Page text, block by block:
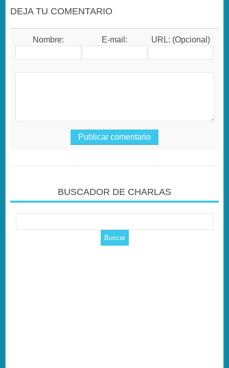
DEJA TU COMENTARIO
Nombre: E-mail: URL: (Opcional)
BUSCADOR DE CHARLAS